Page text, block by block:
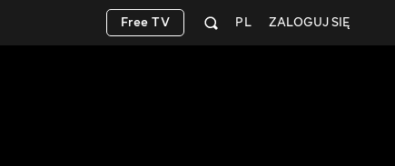
ZALOGUJ SIĘ
PL
Free TV